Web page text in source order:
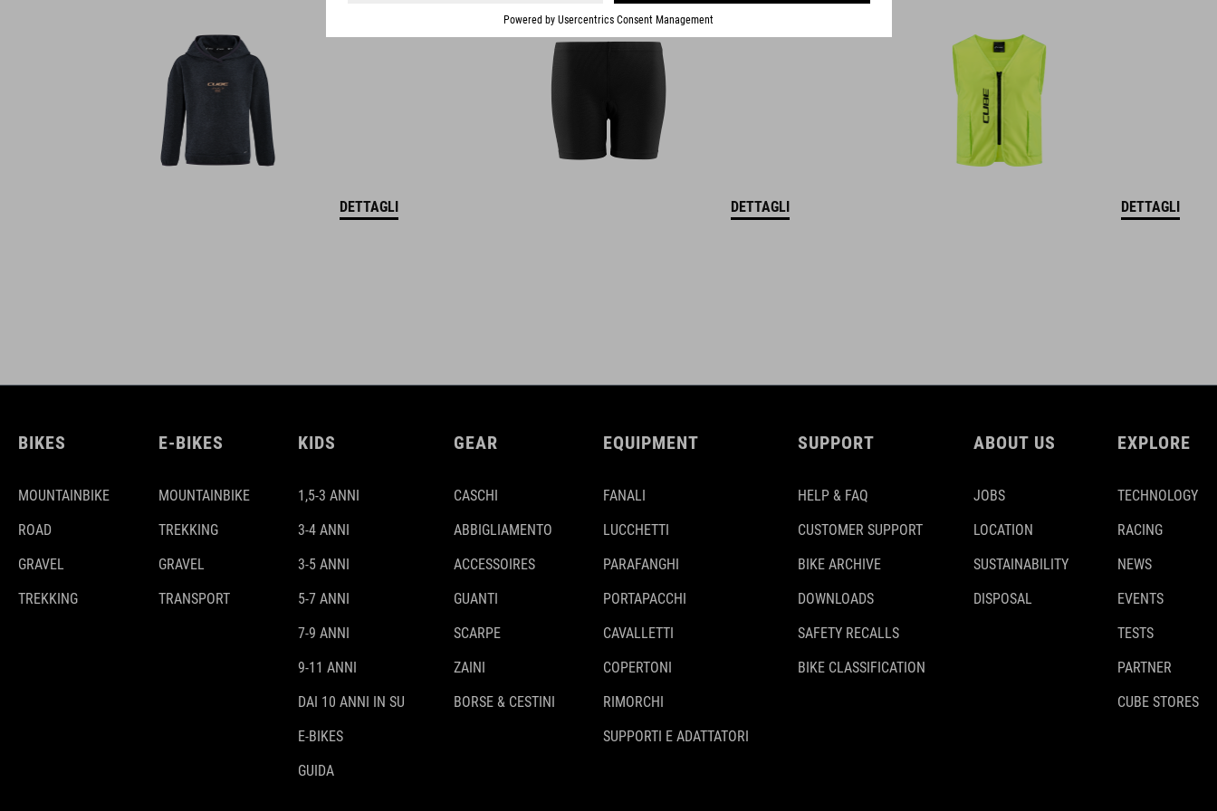
compatibile con sistema di luci integrato
chiusura a cricchetto imbottita per il mento
DETTAGLI DETTAGLI DETTAGLI
BIKES
MOUNTAINBIKE
ROAD
GRAVEL
TREKKING
E-BIKES
MOUNTAINBIKE
TREKKING
GRAVEL
TRANSPORT
KIDS
1,5-3 ANNI
3-4 ANNI
3-5 ANNI
5-7 ANNI
7-9 ANNI
9-11 ANNI
DAI 10 ANNI IN SU
E-BIKES
GUIDA
GEAR
CASCHI
ABBIGLIAMENTO
ACCESSOIRES
GUANTI
SCARPE
ZAINI
BORSE & CESTINI
EQUIPMENT
FANALI
LUCCHETTI
PARAFANGHI
PORTAPACCHI
CAVALLETTI
COPERTONI
RIMORCHI
SUPPORTI E ADATTATORI
SUPPORT
HELP & FAQ
CUSTOMER SUPPORT
BIKE ARCHIVE
DOWNLOADS
SAFETY RECALLS
BIKE CLASSIFICATION
ABOUT US
JOBS
LOCATION
SUSTAINABILITY
DISPOSAL
EXPLORE
TECHNOLOGY
RACING
NEWS
EVENTS
TESTS
PARTNER
CUBE STORES